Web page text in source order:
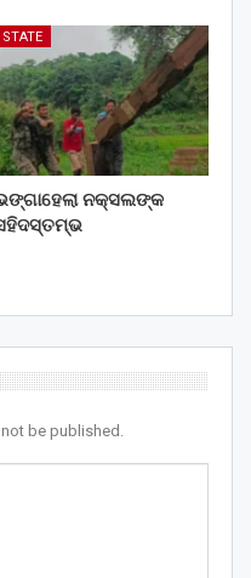
STATE
ନକ୍ସଲଙ୍କ
be published.